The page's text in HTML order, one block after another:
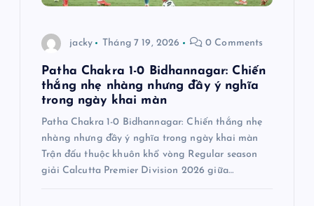
jacky Tháng 7 19, 2026 0 Comments
Patha Chakra 1-0 Bidhannagar: Chiến
thắng nhẹ nhàng nhưng đầy ý nghĩa
trong ngày khai màn
Patha Chakra 1-0 Bidhannagar: Chiến thắng nhẹ
nhàng nhưng đầy ý nghĩa trong ngày khai màn
Trận đấu thuộc khuôn khổ vòng Regular season
giải Calcutta Premier Division 2026 giữa…